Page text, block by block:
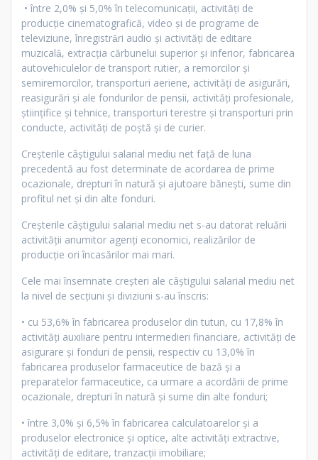
• între 2,0% şi 5,0% în telecomunicaţii, activităţi de
producţie cinematografică, video şi de programe de
televiziune, înregistrǎri audio şi activităţi de editare
muzicalǎ, extracţia cărbunelui superior şi inferior, fabricarea
autovehiculelor de transport rutier, a remorcilor şi
semiremorcilor, transporturi aeriene, activităţi de asigurări,
reasigurări şi ale fondurilor de pensii, activităţi profesionale,
ştiinţifice şi tehnice, transporturi terestre şi transporturi prin
conducte, activităţi de poştă şi de curier.
Creşterile câştigului salarial mediu net faţă de luna
precedentă au fost determinate de acordarea de prime
ocazionale, drepturi în natură şi ajutoare băneşti, sume din
profitul net şi din alte fonduri.
Creşterile câştigului salarial mediu net s-au datorat reluării
activităţii anumitor agenţi economici, realizărilor de
producţie ori încasărilor mai mari.
Cele mai însemnate creşteri ale câştigului salarial mediu net
la nivel de secţiuni și diviziuni s-au înscris:
• cu 53,6% în fabricarea produselor din tutun, cu 17,8% în
activităţi auxiliare pentru intermedieri financiare, activităţi de
asigurare şi fonduri de pensii, respectiv cu 13,0% în
fabricarea produselor farmaceutice de bază şi a
preparatelor farmaceutice, ca urmare a acordării de prime
ocazionale, drepturi în natură şi sume din alte fonduri;
• între 3,0% şi 6,5% în fabricarea calculatoarelor şi a
produselor electronice şi optice, alte activităţi extractive,
activităţi de editare, tranzacţii imobiliare;